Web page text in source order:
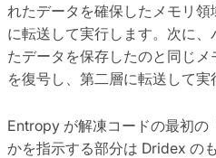
れたデータを確保したメモリ
に転送して実行します。次に
たデータを保存したのと同じ
を復号し、第二層に転送して実
Entropy が解凍コードの最初の
かを指示する部分は Dridex の